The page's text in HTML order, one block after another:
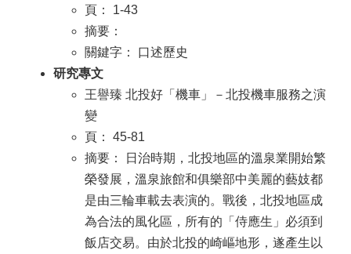
頁： 1-43
摘要：
關鍵字： 口述歷史
研究專文
王譽臻 北投好「機車」－北投機車服務之演
變
頁： 45-81
摘要： 日治時期，北投地區的溫泉業開始繁
榮發展，溫泉旅館和俱樂部中美麗的藝妓都
是由三輪車載去表演的。戰後，北投地區成
為合法的風化區，所有的「侍應生」必須到
飯店交易。由於北投的崎嶇地形，遂產生以